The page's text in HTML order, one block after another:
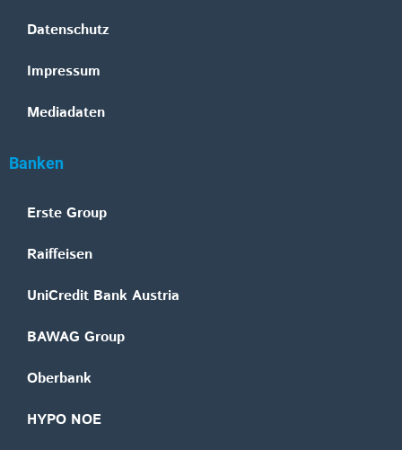
Datenschutz
Impressum
Mediadaten
Banken
Erste Group
Raiffeisen
UniCredit Bank Austria
BAWAG Group
Oberbank
HYPO NOE